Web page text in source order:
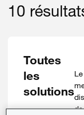
10
Toutes
les
solutions